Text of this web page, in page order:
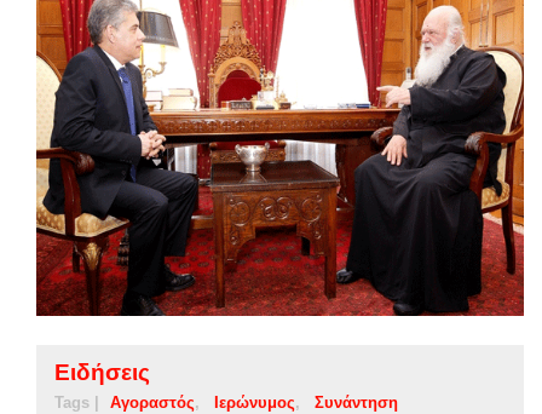
Ειδήσεις
Tags | Αγοραστός Ιερώνυμος Συνάντηση